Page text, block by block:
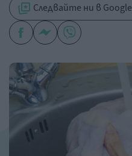
Следвайте ни в Google